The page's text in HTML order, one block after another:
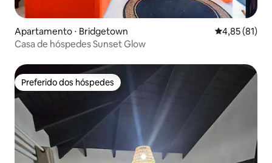
Apartamento ⋅ Bridgetown 4,85 de uma
4,85 (81)
Casa de hóspedes Sunset Glow
Preferido dos hóspedes
Preferido dos hóspedes